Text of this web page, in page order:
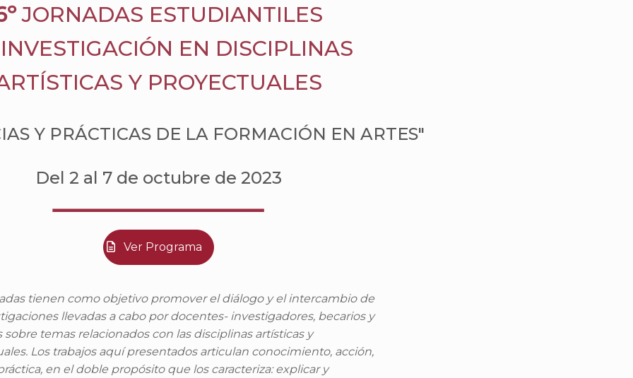
JORNADAS ESTUDIANTILES
EN DISCIPLINAS
Y PROYECTUALES
Y PRÁCTICAS DE LA FORMACIÓN EN ARTES"
Del 2 al 7 de octubre de 2023
Ver Programa
tienen como objetivo promover el diálogo y el intercambio de
llevadas a cabo por docentes- investigadores, becarios y
sobre temas relacionados con las disciplinas artísticas y
Los trabajos aquí presentados articulan conocimiento, acción,
en el doble propósito que los caracteriza: explicar y